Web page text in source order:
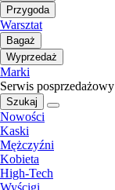
Przygoda
Warsztat
Bagaż
Wyprzedaż
Marki
Serwis
Szukaj
Nowości
Kaski
Mężczyźni
Kobieta
High-Tech
Wyścigi